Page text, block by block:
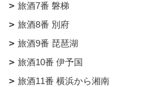
旅酒7番 磐梯
旅酒8番 別府
旅酒9番 琵琶湖
旅酒10番 伊予国
旅酒11番 横浜から湘南